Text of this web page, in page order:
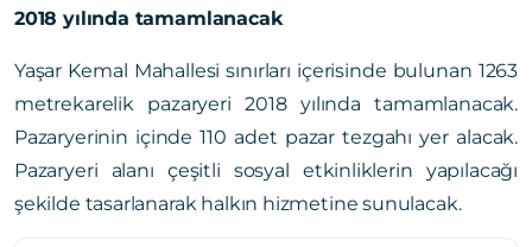
2018 yılında tamamlanacak
Yaşar Kemal Mahallesi sınırları içerisinde bulunan 1263
metrekarelik pazaryeri 2018 yılında tamamlanacak.
Pazaryerinin içinde 110 adet pazar tezgahı yer alacak.
Pazaryeri alanı çeşitli sosyal etkinliklerin yapılacağı
şekilde tasarlanarak halkın hizmetine sunulacak.